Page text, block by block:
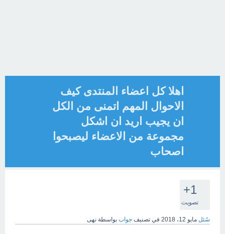
اهلا كل اعضاء المنتدى كيف
الاحوال المهم اتمنى من الكل
ان يجيب اريد ان اشكل
مجموعة من الاعضاء ليصبحوا
اصحاب
+1
تصويت
سُئل مايو 12، 2018 في تصنيف جواب بواسطة نهى